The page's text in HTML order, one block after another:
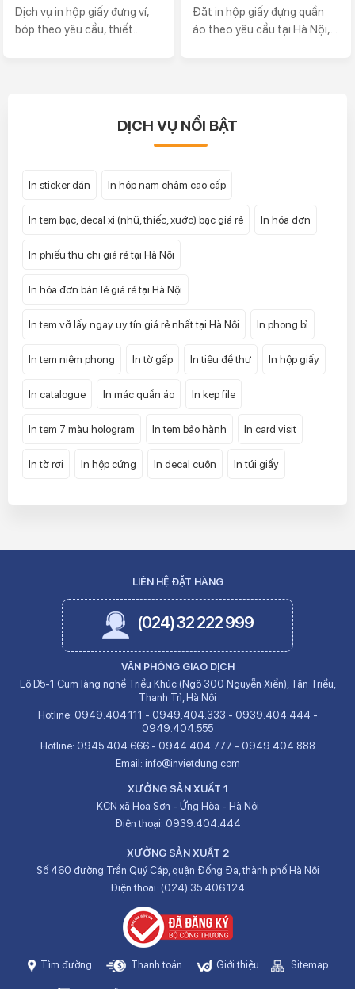
Dịch vụ in hộp giấy đựng ví,
bóp theo yêu cầu, thiết...
Đặt in hộp giấy đựng quần
áo theo yêu cầu tại Hà Nội,...
DỊCH VỤ NỔI BẬT
In sticker dán In hộp nam châm cao cấp
In tem bạc, decal xi (nhũ, thiếc, xước) bạc giá rẻ In hóa đơn
In phiếu thu chi giá rẻ tại Hà Nội
In hóa đơn bán lẻ giá rẻ tại Hà Nội
In tem vỡ lấy ngay uy tín giá rẻ nhất tại Hà Nội In phong bì
In tem niêm phong In tờ gấp In tiêu đề thư In hộp giấy
In catalogue In mác quần áo In kẹp file
In tem 7 màu hologram In tem bảo hành In card visit
In tờ rơi In hộp cứng In decal cuộn In túi giấy
LIÊN HỆ ĐẶT HÀNG
(024) 32 222 999
VĂN PHÒNG GIAO DỊCH
Lô D5-1 Cụm làng nghề Triều Khúc (Ngõ 300 Nguyễn Xiển), Tân Triều,
Thanh Trì, Hà Nội
Hotline: 0949.404.111 - 0949.404.333 - 0939.404.444 -
0949.404.555
Hotline: 0945.404.666- 0944.404.777 - 0949.404.888
Email: info@invietdung.com
XƯỞNG SẢN XUẤT 1
KCN xã Hoa Sơn - Ứng Hòa - Hà Nội
Điện thoại: 0939.404.444
XƯỞNG SẢN XUẤT 2
Số 460 đường Trần Quý Cáp, quận Đống Đa, thành phố Hà Nội
Điện thoại: (024) 35.406.124
Tìm đường Thanh toán Giới thiệu Sitemap